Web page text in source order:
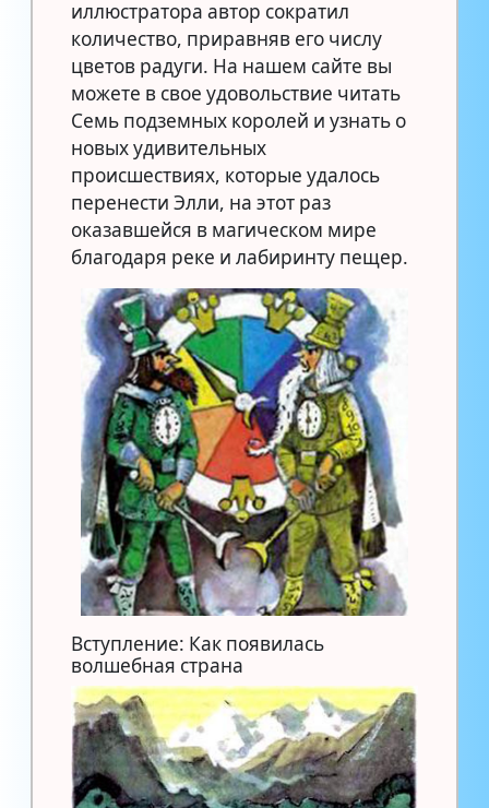
иллюстратора автор сократил
количество, приравняв его числу
цветов радуги. На нашем сайте вы
можете в свое удовольствие читать
Семь подземных королей и узнать о
новых удивительных
происшествиях, которые удалось
перенести Элли, на этот раз
оказавшейся в магическом мире
благодаря реке и лабиринту пещер.
Вступление: Как появилась
волшебная страна